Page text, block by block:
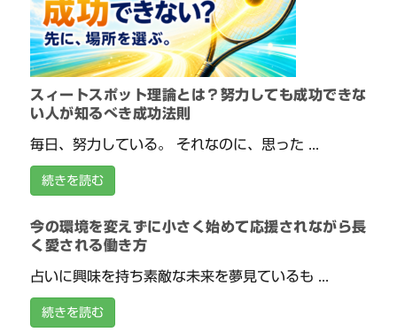
スィートスポット理論とは？努力しても成功できな
い人が知るべき成功法則
毎日、努力している。 それなのに、思った ...
続きを読む
今の環境を変えずに小さく始めて応援されながら長
く愛される働き方
占いに興味を持ち素敵な未来を夢見ているも ...
続きを読む